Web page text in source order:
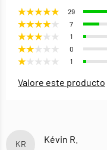
29
7
1
0
1
Valore este producto
KR Kévin R.